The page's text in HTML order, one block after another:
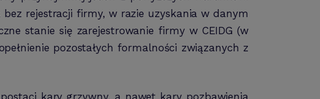
rejestracji firmy, w razie uzyskania w danym
stanie się zarejestrowanie firmy w CEIDG (w
pozostałych formalności związanych z
kary grzywny, a nawet kary pozbawienia